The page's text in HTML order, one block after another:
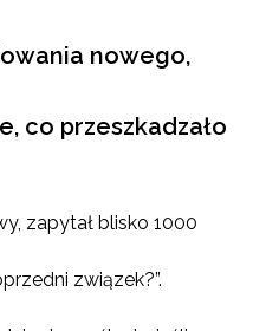
nowego,
co przeszkadzało
zapytał blisko 1000
związek?”.